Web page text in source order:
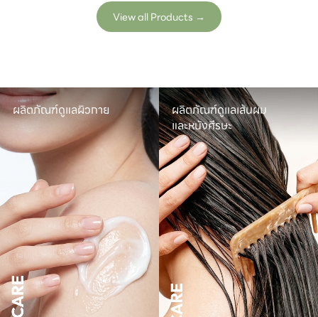
View all Products →
ผลิตภัณฑ์ดูแลผิวกาย
ผลิตภัณฑ์ดูแลเส้นผม
และหนังศีรษะ